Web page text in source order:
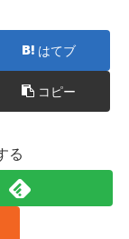
はてブ
コピー
る